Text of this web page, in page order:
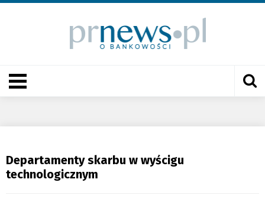
Departamenty skarbu w wyścigu
technologicznym